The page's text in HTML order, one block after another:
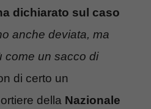
dichiarato sul caso
anche deviata, ma
come un sacco di
di certo un
della Nazionale